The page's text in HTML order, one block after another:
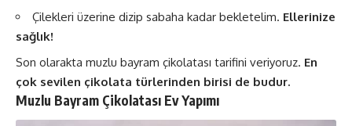
Çilekleri üzerine dizip sabaha kadar bekletelim. Ellerinize
sağlık!
Son olarakta muzlu bayram çikolatası tarifini veriyoruz. En
çok sevilen çikolata türlerinden birisi de budur.
Muzlu Bayram Çikolatası Ev Yapımı